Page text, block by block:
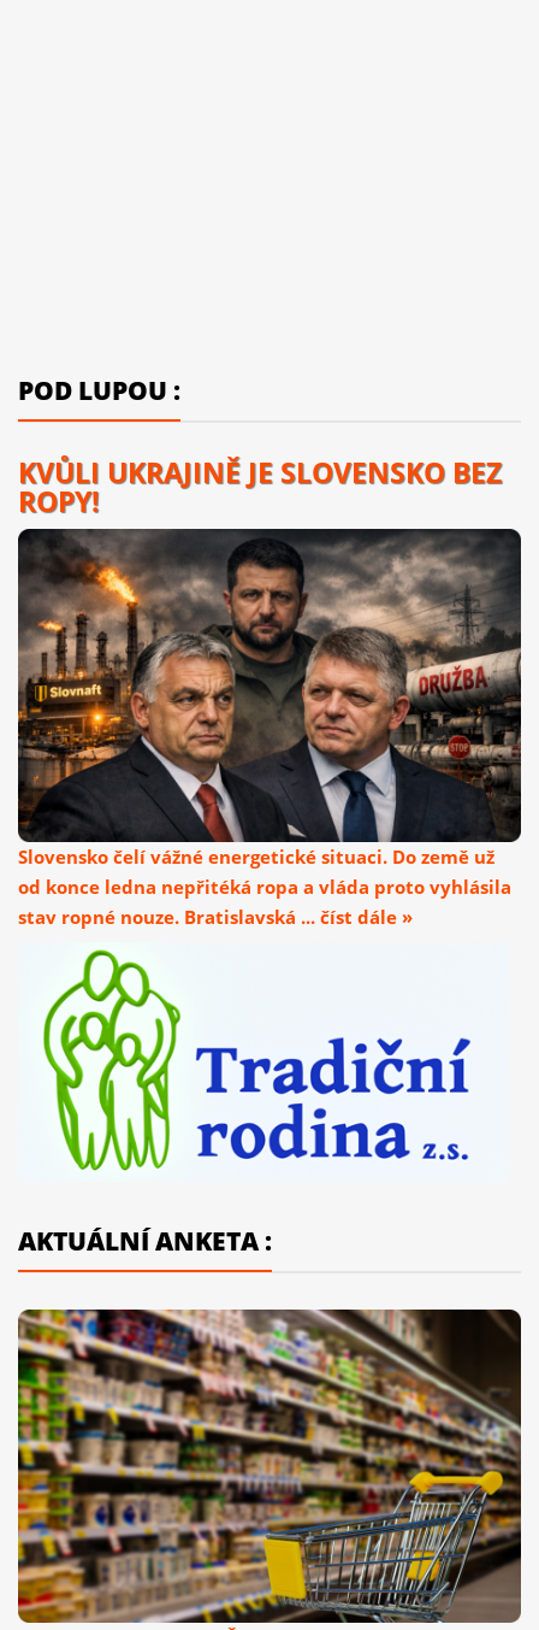
POD LUPOU :
KVŮLI UKRAJINĚ JE SLOVENSKO BEZ
ROPY!
Slovensko čelí vážné energetické situaci. Do země už
od konce ledna nepřitéká ropa a vláda proto vyhlásila
stav ropné nouze. Bratislavská ... číst dále »
AKTUÁLNÍ ANKETA :